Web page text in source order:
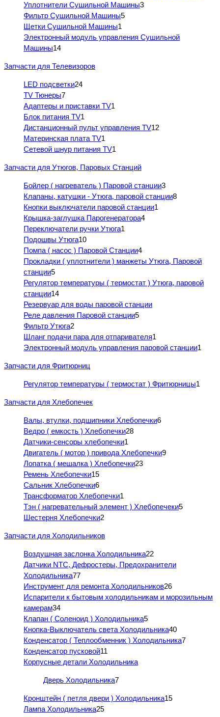
Уплотнители Сушильной Машины3
Фильтр Сушильной Машины5
Щетки Сушильной Машины1
Электронный модуль управления Сушильной
Машины14
Запчасти для Телевизоров
LED подсветки24
TV Тюнеры7
Адаптеры и приставки TV1
Блок питания TV1
Дистанционный пульт управления TV12
Материнская плата TV1
Сетевой шнур питания TV1
Запчасти для Утюгов, Паровых Станций
Бойлер ( нагреватель ) Паровой станции3
Клапаны, катушки - Утюга, паровой станции8
Кнопки выключатели паровой станции1
Крышка-заглушка Парогенератора4
Переключатели ручки Утюга1
Подошвы Утюга10
Помпа ( насос ) Паровой Станции4
Прокладки ( уплотнители ) манжеты Утюга, Паровой
станции5
Регулятор температуры ( термостат ) Утюга, паровой
станции14
Резервуар для воды паровой станции
Реле давления Паровой станции5
Фильтр Утюга2
Шланг подачи пара для отпаривателя1
Электронный модуль управления паровой станции1
Запчасти для Фритюрниц
Регулятор температуры ( термостат ) Фритюрницы1
Запчасти для Хлебопечек
Валы, втулки, подшипники Хлебопечки6
Ведро ( емкость ) Хлебопечки28
Датчики-сенсоры хлебопечки1
Двигатель ( мотор ) привода Хлебопечки9
Лопатка ( мешалка ) Хлебопечки23
Ремень Хлебопечки15
Сальник Хлебопечки6
Трансформатор Хлебопечки1
Тэн ( нагревательный элемент ) Хлебопечеки5
Шестерня Хлебопечки2
Запчасти для Холодильников
Воздушная заслонка Холодильника22
Датчики NTC, Дефростеры, Предохранители
Холодильника77
Инструмент для ремонта Холодильников26
Испарители к бытовым холодильникам и морозильным
камерам34
Клапан ( Соленоид ) Холодильника5
Кнопка-Выключатель света Холодильника40
Конденсатор ( Теплообменник ) Холодильника7
Конденсатор пусковой11
Корпусные детали Холодильника
Дверь Холодильника7
Кронштейн ( петля двери ) Холодильника15
Лампа Холодильника25